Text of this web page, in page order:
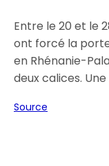
Entre le 20 et le
ont forcé la
en Rhénanie-
deux calices.
Source